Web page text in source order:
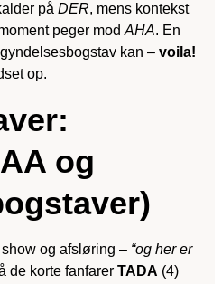
på DER, mens kontekst
peger mod AHA. En
kan – voila!
op.
og
og afsløring – “og her er
de korte fanfarer TADA (4)